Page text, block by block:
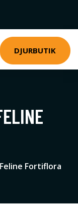
DJURBUTIK
Fortiflora